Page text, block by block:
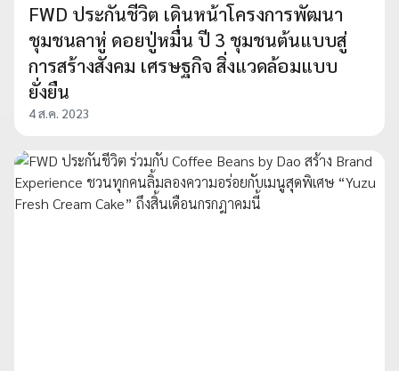
FWD ประกันชีวิต เดินหน้าโครงการพัฒนา
ชุมชนลาหู่ ดอยปู่หมื่น ปี 3 ชุมชนต้นแบบสู่
การสร้างสังคม เศรษฐกิจ สิ่งแวดล้อมแบบ
ยั่งยืน
4 ส.ค. 2023